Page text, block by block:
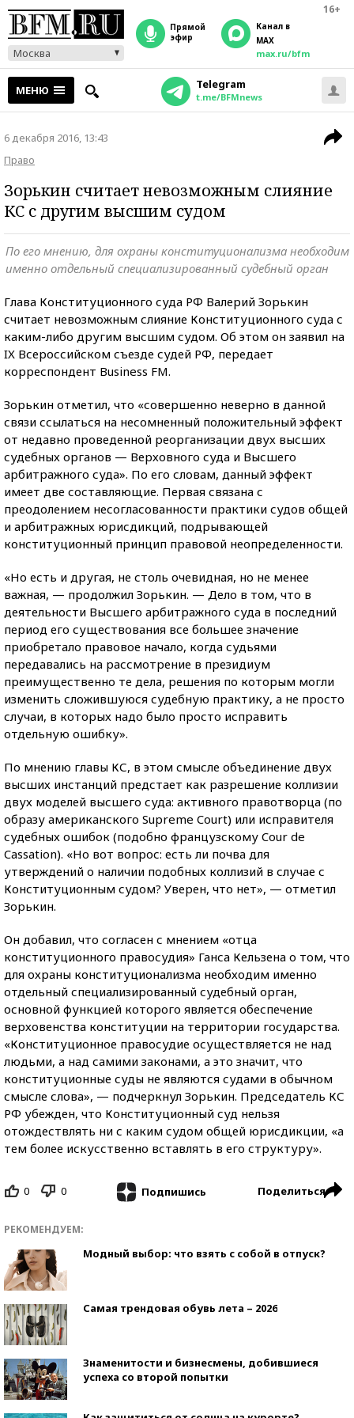
16+
Москва
прямой
эфир
Канал в
MAX
max.ru/bfm
МЕНЮ Telegram
t.me/BFMnews
6 декабря 2016, 13:43
Право
Зорькин считает невозможным слияние
КС с другим высшим судом
По его мнению, для охраны конституционализма необходим
именно отдельный специализированный судебный орган
Глава Конституционного суда РФ Валерий Зорькин
считает невозможным слияние Конституционного суда с
каким-либо другим высшим судом. Об этом он заявил на
IX Всероссийском съезде судей РФ, передает
корреспондент Business FM.
Зорькин отметил, что «совершенно неверно в данной
связи ссылаться на несомненный положительный эффект
от недавно проведенной реорганизации двух высших
судебных органов — Верховного суда и Высшего
арбитражного суда». По его словам, данный эффект
имеет две составляющие. Первая связана с
преодолением несогласованности практики судов общей
и арбитражных юрисдикций, подрывающей
конституционный принцип правовой неопределенности.
«Но есть и другая, не столь очевидная, но не менее
важная, — продолжил Зорькин. — Дело в том, что в
деятельности Высшего арбитражного суда в последний
период его существования все большее значение
приобретало правовое начало, когда судьями
передавались на рассмотрение в президиум
преимущественно те дела, решения по которым могли
изменить сложившуюся судебную практику, а не просто
случаи, в которых надо было просто исправить
отдельную ошибку».
По мнению главы КС, в этом смысле объединение двух
высших инстанций предстает как разрешение коллизии
двух моделей высшего суда: активного правотворца (по
образу американского Supreme Court) или исправителя
судебных ошибок (подобно французскому Cour de
Cаssation). «Но вот вопрос: есть ли почва для
утверждений о наличии подобных коллизий в случае с
Конституционным судом? Уверен, что нет», — отметил
Зорькин.
Он добавил, что согласен с мнением «отца
конституционного правосудия» Ганса Кельзена о том, что
для охраны конституционализма необходим именно
отдельный специализированный судебный орган,
основной функцией которого является обеспечение
верховенства конституции на территории государства.
«Конституционное правосудие осуществляется не над
людьми, а над самими законами, а это значит, что
конституционные суды не являются судами в обычном
смысле слова», — подчеркнул Зорькин. Председатель КС
РФ убежден, что Конституционный суд нельзя
отождествлять ни с каким судом общей юрисдикции, «а
тем более искусственно вставлять в его структуру».
0 0 Подпишись Поделиться
РЕКОМЕНДУЕМ:
Модный выбор: что взять с собой в отпуск?
Самая трендовая обувь лета – 2026
Знаменитости и бизнесмены, добившиеся
успеха со второй попытки